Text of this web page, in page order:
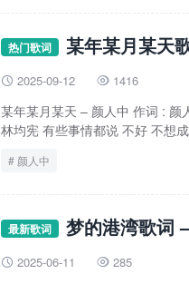
热门歌词 某年某月某天
 2025-09-12  1416
某年某月某天 – 颜人中 作词 : 颜
林均宪 有些事情都说 不好 不想
颜人中
最新歌词 梦的港湾歌词
 2025-06-11  285